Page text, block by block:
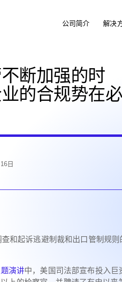
公司简介 解决
断加强的时
的合规势在必
日
和起诉逃避制裁和出口管制规
演讲中，美国司法部宣布投入